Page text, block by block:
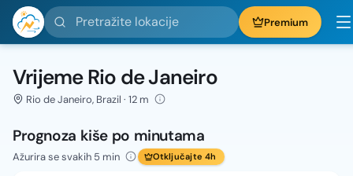
Pretražite lokacije Premium
Vrijeme Rio de Janeiro
Rio de Janeiro, Brazil · 12 m
Prognoza kiše po minutama
Ažurira se svakih 5 min Otključajte 4h